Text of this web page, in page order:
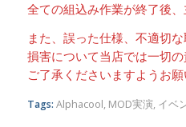
全ての組込み作業が終了後、
また、誤った仕様、不適切
損害について当店では一切
ご了承くださいますようお願
Tags: Alphacool, MOD実演, イベ